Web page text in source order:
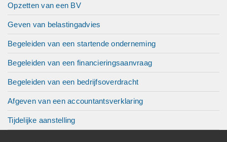
Opzetten van een BV
Geven van belastingadvies
Begeleiden van een startende onderneming
Begeleiden van een financieringsaanvraag
Begeleiden van een bedrijfsoverdracht
Afgeven van een accountantsverklaring
Tijdelijke aanstelling